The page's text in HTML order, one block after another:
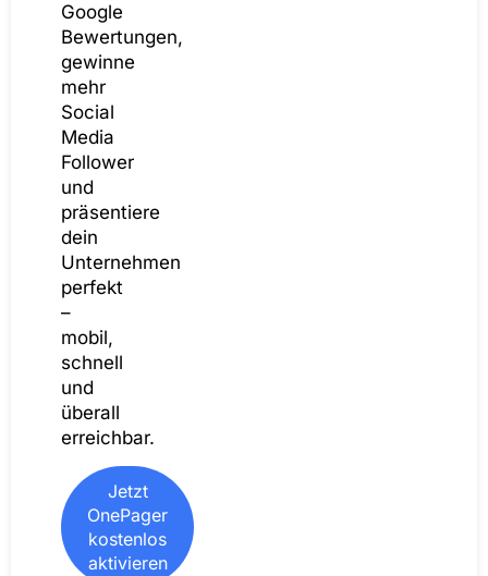
Google
Bewertungen,
gewinne
mehr
Social
Media
Follower
und
präsentiere
dein
Unternehmen
perfekt
–
mobil,
schnell
und
überall
erreichbar.
Jetzt
OnePager
kostenlos
aktivieren